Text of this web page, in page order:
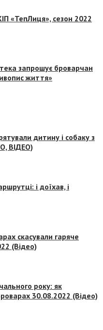
«ТепЛиця», сезон 2022
запрошує броварчан
життя»
дитину і собаку з
ВІДЕО)
і доїхав, і
скасували гаряче
(Відео)
року: як
30.08.2022 (Відео)